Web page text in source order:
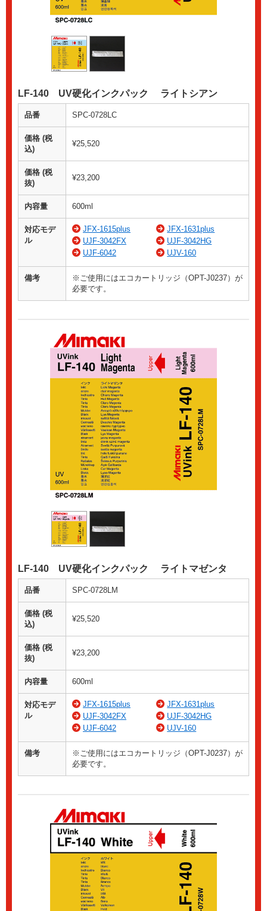
LF-140 UV硬化インクパック ライトシアン
品番 SPC-0728LC
価格 (税
込)
¥25,520
価格 (税
抜)
¥23,200
内容量 600ml
対応モデ
ル
JFX-1615plus
JFX-1631plus
UJF-3042FX
UJF-3042HG
UJF-6042
UJV-160
備考
※ご使用にはエコカートリッジ（OPT-J0237）が
必要です。
LF-140 UV硬化インクパック ライトマゼンタ
品番 SPC-0728LM
価格 (税
込)
¥25,520
価格 (税
抜)
¥23,200
内容量 600ml
対応モデ
ル
JFX-1615plus
JFX-1631plus
UJF-3042FX
UJF-3042HG
UJF-6042
UJV-160
備考
※ご使用にはエコカートリッジ（OPT-J0237）が
必要です。